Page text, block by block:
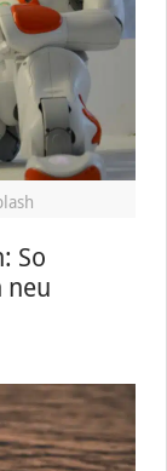
So
neu